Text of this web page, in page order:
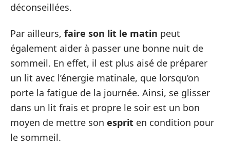
déconseillées.
Par ailleurs, faire son lit le matin peut
également aider à passer une bonne nuit de
sommeil. En effet, il est plus aisé de préparer
un lit avec l’énergie matinale, que lorsqu’on
porte la fatigue de la journée. Ainsi, se glisser
dans un lit frais et propre le soir est un bon
moyen de mettre son esprit en condition pour
le sommeil.